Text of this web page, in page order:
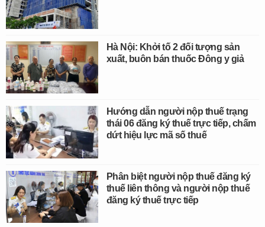
Hà Nội: Khởi tố 2 đối tượng sản
xuất, buôn bán thuốc Đông y giả
Hướng dẫn người nộp thuế trạng
thái 06 đăng ký thuế trực tiếp, chấm
dứt hiệu lực mã số thuế
Phân biệt người nộp thuế đăng ký
thuế liên thông và người nộp thuế
đăng ký thuế trực tiếp